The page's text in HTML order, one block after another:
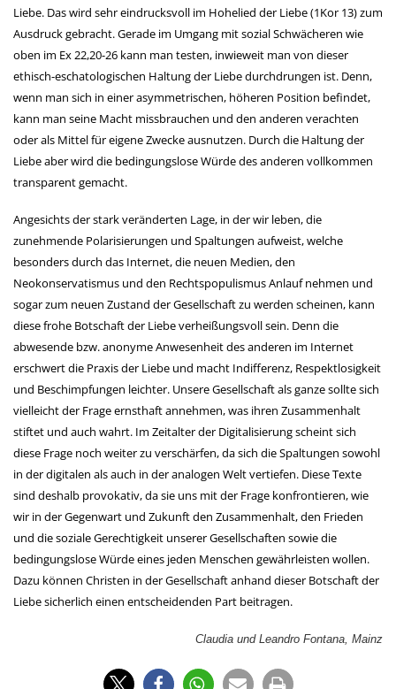
Liebe. Das wird sehr eindrucksvoll im Hohelied der Liebe (1Kor 13) zum
Ausdruck gebracht. Gerade im Umgang mit sozial Schwächeren wie
oben im Ex 22,20-26 kann man testen, inwieweit man von dieser
ethisch-eschatologischen Haltung der Liebe durchdrungen ist. Denn,
wenn man sich in einer asymmetrischen, höheren Position befindet,
kann man seine Macht missbrauchen und den anderen verachten
oder als Mittel für eigene Zwecke ausnutzen. Durch die Haltung der
Liebe aber wird die bedingungslose Würde des anderen vollkommen
transparent gemacht.
Angesichts der stark veränderten Lage, in der wir leben, die
zunehmende Polarisierungen und Spaltungen aufweist, welche
besonders durch das Internet, die neuen Medien, den
Neokonservatismus und den Rechtspopulismus Anlauf nehmen und
sogar zum neuen Zustand der Gesellschaft zu werden scheinen, kann
diese frohe Botschaft der Liebe verheißungsvoll sein. Denn die
abwesende bzw. anonyme Anwesenheit des anderen im Internet
erschwert die Praxis der Liebe und macht Indifferenz, Respektlosigkeit
und Beschimpfungen leichter. Unsere Gesellschaft als ganze sollte sich
vielleicht der Frage ernsthaft annehmen, was ihren Zusammenhalt
stiftet und auch wahrt. Im Zeitalter der Digitalisierung scheint sich
diese Frage noch weiter zu verschärfen, da sich die Spaltungen sowohl
in der digitalen als auch in der analogen Welt vertiefen. Diese Texte
sind deshalb provokativ, da sie uns mit der Frage konfrontieren, wie
wir in der Gegenwart und Zukunft den Zusammenhalt, den Frieden
und die soziale Gerechtigkeit unserer Gesellschaften sowie die
bedingungslose Würde eines jeden Menschen gewährleisten wollen.
Dazu können Christen in der Gesellschaft anhand dieser Botschaft der
Liebe sicherlich einen entscheidenden Part beitragen.
Claudia und Leandro Fontana, Mainz